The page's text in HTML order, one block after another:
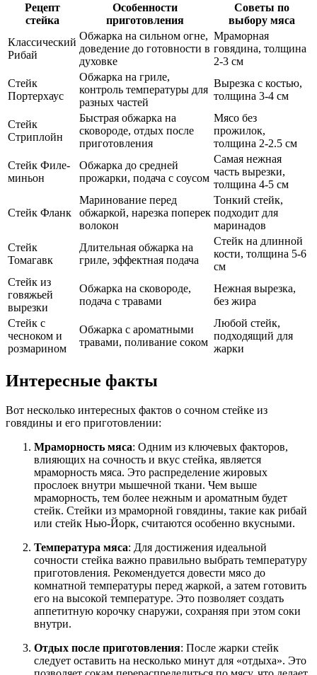
Рецепт
стейка
Особенности
приготовления
Советы по
выбору мяса
Классический
Рибай
Обжарка на сильном огне,
доведение до готовности в
духовке
Мраморная
говядина, толщина
2-3 см
Стейк
Портерхаус
Обжарка на гриле,
контроль температуры для
разных частей
Вырезка с костью,
толщина 3-4 см
Стейк
Стриплойн
Быстрая обжарка на
сковороде, отдых после
приготовления
Мясо без
прожилок,
толщина 2-2.5 см
Стейк Филе-
миньон
Обжарка до средней
прожарки, подача с соусом
Самая нежная
часть вырезки,
толщина 4-5 см
Стейк Фланк
Маринование перед
обжаркой, нарезка поперек
волокон
Тонкий стейк,
подходит для
маринадов
Стейк
Томагавк
Длительная обжарка на
гриле, эффектная подача
Стейк на длинной
кости, толщина 5-6
см
Стейк из
говяжьей
вырезки
Обжарка на сковороде,
подача с травами
Нежная вырезка,
без жира
Стейк с
чесноком и
розмарином
Обжарка с ароматными
травами, поливание соком
Любой стейк,
подходящий для
жарки
Интересные факты
Вот несколько интересных фактов о сочном стейке из
говядины и его приготовлении:
Мраморность мяса: Одним из ключевых факторов,
влияющих на сочность и вкус стейка, является
мраморность мяса. Это распределение жировых
прослоек внутри мышечной ткани. Чем выше
мраморность, тем более нежным и ароматным будет
стейк. Стейки из мраморной говядины, такие как рибай
или стейк Нью-Йорк, считаются особенно вкусными.
Температура мяса: Для достижения идеальной
сочности стейка важно правильно выбрать температуру
приготовления. Рекомендуется довести мясо до
комнатной температуры перед жаркой, а затем готовить
его на высокой температуре. Это позволяет создать
аппетитную корочку снаружи, сохраняя при этом соки
внутри.
Отдых после приготовления: После жарки стейк
следует оставить на несколько минут для «отдыха». Это